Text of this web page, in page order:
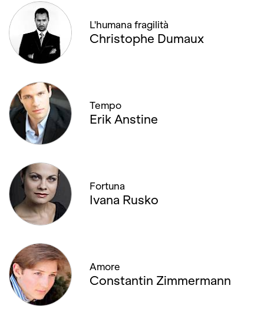
L'humana fragilità
Christophe Dumaux
Tempo
Erik Anstine
Fortuna
Ivana Rusko
Amore
Constantin Zimmermann